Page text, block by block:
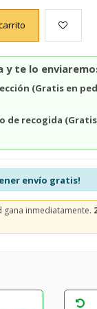
y te lo
(Gratis en
de recogida
envío gratis!
inmediatamente.